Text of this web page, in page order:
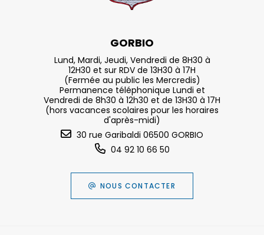
GORBIO
Lund, Mardi, Jeudi, Vendredi de 8H30 à
12H30 et sur RDV de 13H30 à 17H
(Fermée au public les Mercredis)
Permanence téléphonique Lundi et
Vendredi de 8h30 à 12h30 et de 13H30 à 17H
(hors vacances scolaires pour les horaires
d'après-midi)
30 rue Garibaldi 06500 GORBIO
04 92 10 66 50
NOUS CONTACTER